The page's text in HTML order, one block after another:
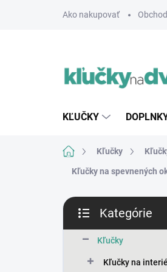
Ako nakupovať
KĽUČKY
DomovKľučky
Kľučky na spevnených
B
č
kategórie
Kategórie
Kľučky
Kľučky na